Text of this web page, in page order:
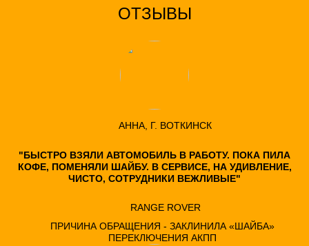
ОТЗЫВЫ
АННА, Г. ВОТКИНСК
"БЫСТРО ВЗЯЛИ АВТОМОБИЛЬ В РАБОТУ. ПОКА ПИЛА
КОФЕ, ПОМЕНЯЛИ ШАЙБУ. В СЕРВИСЕ, НА УДИВЛЕНИЕ,
ЧИСТО, СОТРУДНИКИ ВЕЖЛИВЫЕ"
RANGE ROVER
ПРИЧИНА ОБРАЩЕНИЯ - ЗАКЛИНИЛА «ШАЙБА»
ПЕРЕКЛЮЧЕНИЯ АКПП